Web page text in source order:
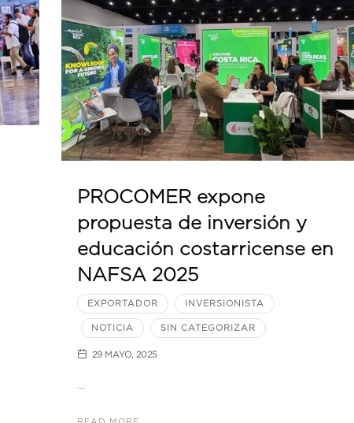
PROCOMER expone
propuesta de inversión y
educación costarricense en
NAFSA 2025
EXPORTADOR INVERSIONISTA
NOTICIA SIN CATEGORIZAR
29 MAYO, 2025
…